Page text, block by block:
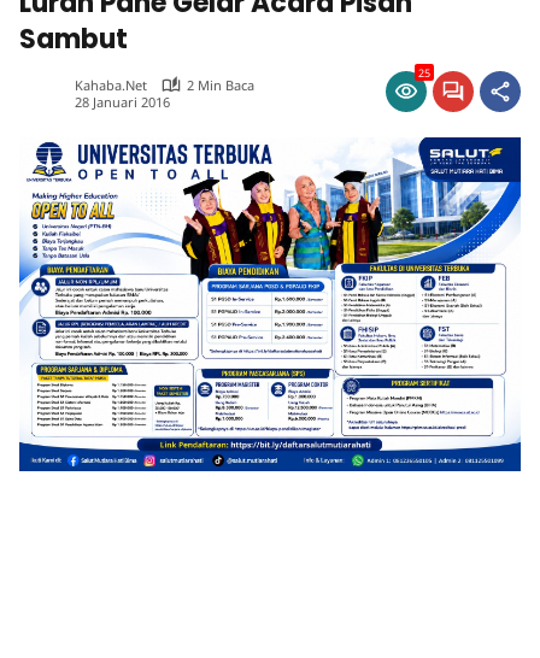
Sambut
Kahaba.net
2 Min Baca
28 Januari 2016
25